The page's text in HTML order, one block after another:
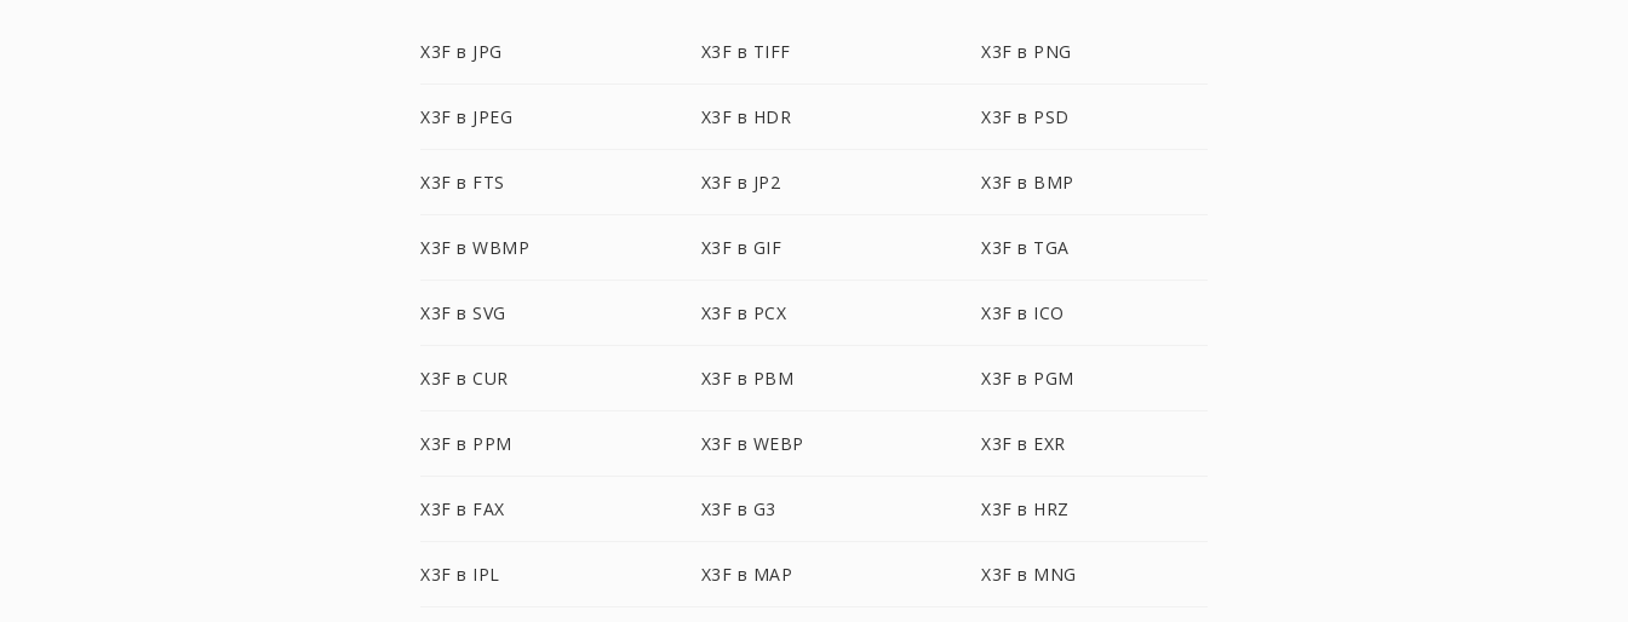
X3F в JPG X3F в TIFF X3F в PNG
X3F в JPEG X3F в HDR X3F в PSD
X3F в FTS X3F в JP2 X3F в BMP
X3F в WBMP X3F в GIF X3F в TGA
X3F в SVG X3F в PCX X3F в ICO
X3F в CUR X3F в PBM X3F в PGM
X3F в PPM X3F в WEBP X3F в EXR
X3F в FAX X3F в G3 X3F в HRZ
X3F в IPL X3F в MAP X3F в MNG